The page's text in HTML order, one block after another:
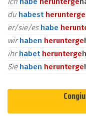
du habest herunterge
er/sie/es habe
wirhaben herunterge
ihrhabet herunterge
Sie haben herunterge